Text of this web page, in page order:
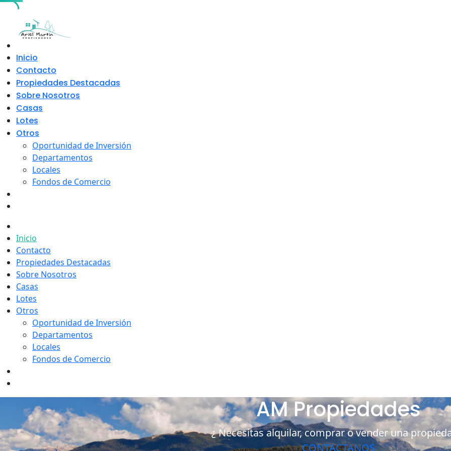
content
Inicio
Contacto
Propiedades Destacadas
Sobre Nosotros
Casas
Lotes
Otros
Oportunidad de Inversión
Departamentos
Locales
Fondos de Comercio
Inicio
Contacto
Propiedades Destacadas
Sobre Nosotros
Casas
Lotes
Otros
Oportunidad de Inversión
Departamentos
Locales
Fondos de Comercio
AM Propiedades
¿ Necesitas alquilar, comprar o vender una
CONTACTANOS